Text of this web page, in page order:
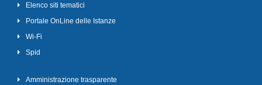
Elenco siti tematici
Portale OnLine delle Istanze
Wi-Fi
Spid
Amministrazione trasparente